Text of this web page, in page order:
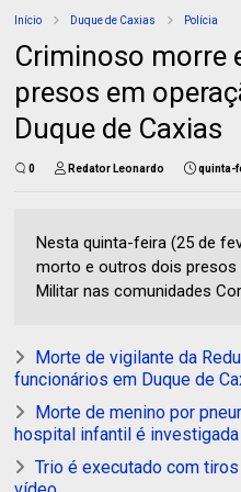
Início Duque de Caxias Polícia
Criminoso morre
presos em
Duque de Caxias
0 Redator Leonardo quinta-
Nesta quinta-feira (25 de
morto e outros dois presos
Militar nas comunidades
Morte de vigilante da
funcionários em Duque de
Morte de menino por
hospital infantil é investigada
Trio é executado com